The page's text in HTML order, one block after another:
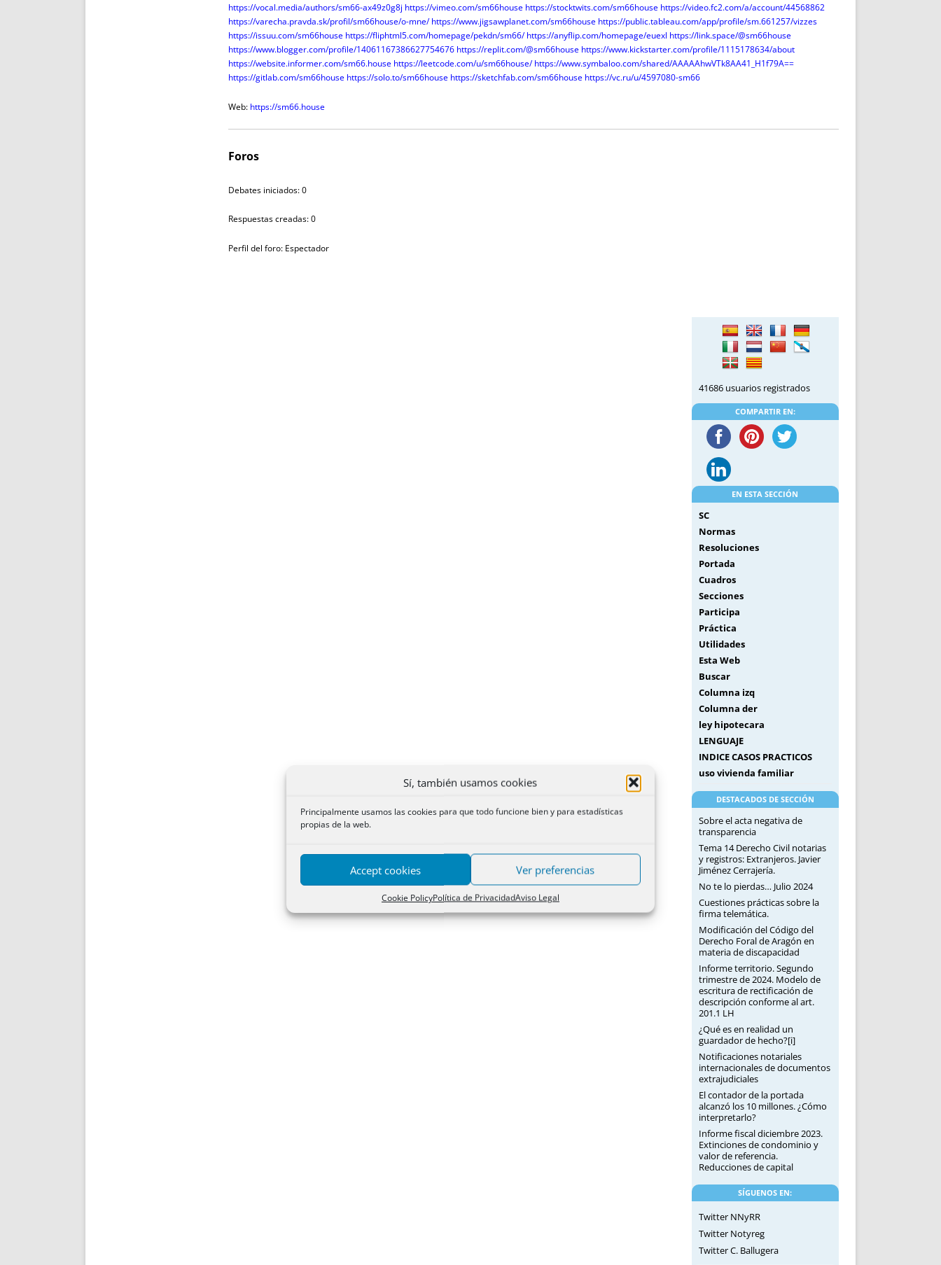
Sí, también usamos cookies
Principalmente usamos las cookies para que todo funcione bien y para estadísticas
propias de la web.
Accept cookies Ver preferencias
Cookie PolicyPolítica de PrivacidadAviso Legal
https://vocal.media/authors/sm66-ax49z0g8j https://vimeo.com/sm66house https://stocktwits.com/sm66house https://video.fc2.com/a/account/44568862
https://varecha.pravda.sk/profil/sm66house/o-mne/ https://www.jigsawplanet.com/sm66house https://public.tableau.com/app/profile/sm.661257/vizzes
https://issuu.com/sm66house https://fliphtml5.com/homepage/pekdn/sm66/ https://anyflip.com/homepage/euexl https://link.space/@sm66house
https://www.blogger.com/profile/14061167386627754676 https://replit.com/@sm66house https://www.kickstarter.com/profile/1115178634/about
https://website.informer.com/sm66.house https://leetcode.com/u/sm66house/ https://www.symbaloo.com/shared/AAAAAhwVTk8AA41_H1f79A==
https://gitlab.com/sm66house https://solo.to/sm66house https://sketchfab.com/sm66house https://vc.ru/u/4597080-sm66
Web: https://sm66.house
Foros
Debates iniciados: 0
Respuestas creadas: 0
Perfil del foro: Espectador
41686 usuarios registrados
COMPARTIR EN:
EN ESTA SECCIÓN
SC
Normas
Resoluciones
Portada
Cuadros
Secciones
Participa
Práctica
Utilidades
Esta Web
Buscar
Columna izq
Columna der
ley hipotecara
LENGUAJE
INDICE CASOS PRACTICOS
uso vivienda familiar
DESTACADOS DE SECCIÓN
Sobre el acta negativa de
transparencia
Tema 14 Derecho Civil notarias
y registros: Extranjeros. Javier
Jiménez Cerrajería.
No te lo pierdas… Julio 2024
Cuestiones prácticas sobre la
firma telemática.
Modificación del Código del
Derecho Foral de Aragón en
materia de discapacidad
Informe territorio. Segundo
trimestre de 2024. Modelo de
escritura de rectificación de
descripción conforme al art.
201.1 LH
¿Qué es en realidad un
guardador de hecho?[i]
Notificaciones notariales
internacionales de documentos
extrajudiciales
El contador de la portada
alcanzó los 10 millones. ¿Cómo
interpretarlo?
Informe fiscal diciembre 2023.
Extinciones de condominio y
valor de referencia.
Reducciones de capital
SÍGUENOS EN:
Twitter NNyRR
Twitter Notyreg
Twitter C. Ballugera